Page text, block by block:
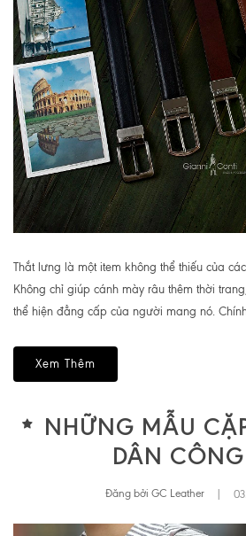
Thắt lưng là một item không thể thiếu của
Không chỉ giúp cánh mày râu thêm thời
thể hiện đẳng cấp của người mang nó. Chính
Xem Thêm
NHỮNG MẪU
DÂN
Đăng bởi GC Leather